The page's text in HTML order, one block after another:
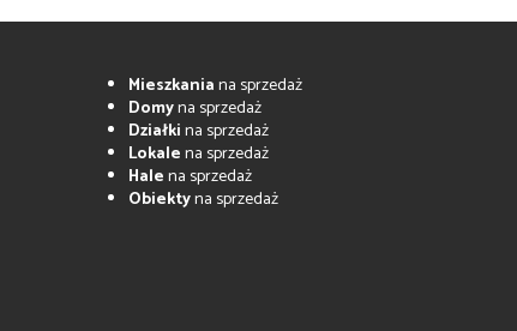
Mieszkaniana sprzedaż
Domyna sprzedaż
Działkina sprzedaż
Lokalena sprzedaż
Halena sprzedaż
Obiektyna sprzedaż